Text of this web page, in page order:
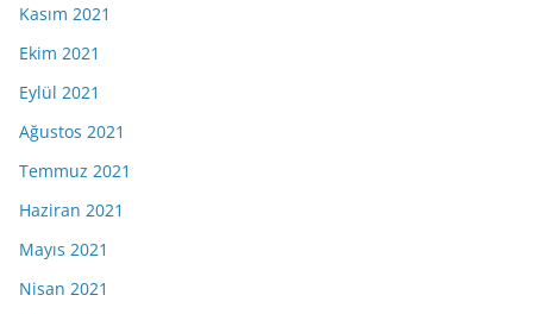
Kasım 2021
Ekim 2021
Eylül 2021
Ağustos 2021
Temmuz 2021
Haziran 2021
Mayıs 2021
Nisan 2021